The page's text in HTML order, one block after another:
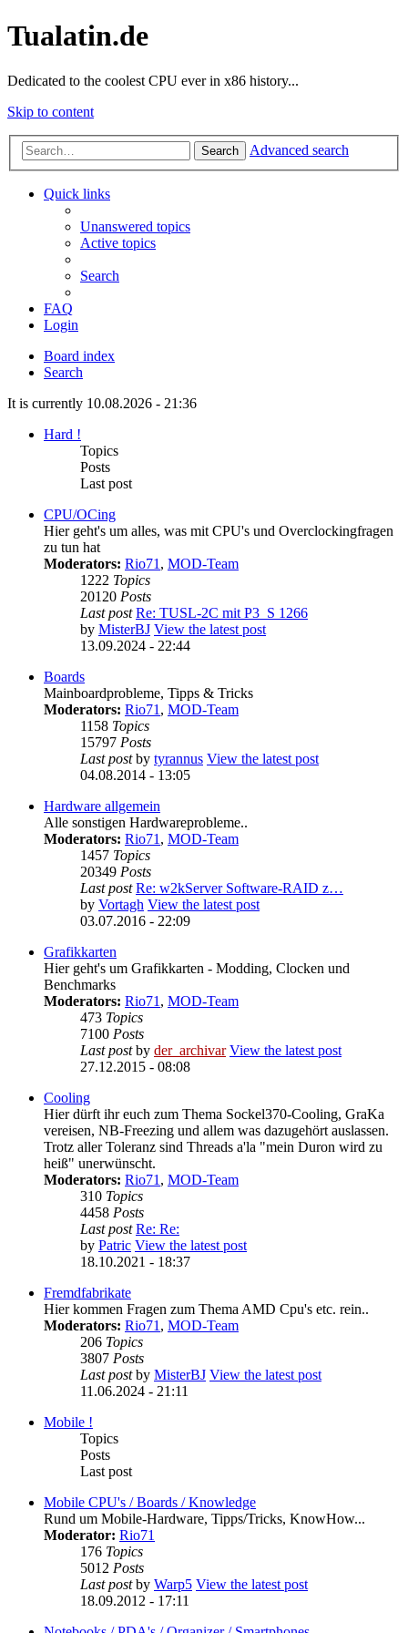
Tualatin.de
Dedicated to the coolest CPU ever in x86 history...
Skip to content
Search Advanced search
Quick links
Unanswered topics
Active topics
Search
FAQ
Login
Board index
Search
It is currently 10.08.2026 - 21:36
Hard !
Topics
Posts
Last post
CPU/OCing
Hier geht's um alles, was mit CPU's und Overclockingfragen
zu tun hat
Moderators: Rio71, MOD-Team
1222 Topics
20120 Posts
Last post Re: TUSL-2C mit P3_S 1266
by MisterBJ View the latest post
13.09.2024 - 22:44
Boards
Mainboardprobleme, Tipps & Tricks
Moderators: Rio71, MOD-Team
1158 Topics
15797 Posts
Last postby tyrannus View the latest post
04.08.2014 - 13:05
Hardware allgemein
Alle sonstigen Hardwareprobleme..
Moderators: Rio71, MOD-Team
1457 Topics
20349 Posts
Last post Re: w2kServer Software-RAID z…
by Vortagh View the latest post
03.07.2016 - 22:09
Grafikkarten
Hier geht's um Grafikkarten - Modding, Clocken und
Benchmarks
Moderators: Rio71, MOD-Team
473 Topics
7100 Posts
Last postby der_archivar View the latest post
27.12.2015 - 08:08
Cooling
Hier dürft ihr euch zum Thema Sockel370-Cooling, GraKa
vereisen, NB-Freezing und allem was dazugehört auslassen.
Trotz aller Toleranz sind Threads a'la "mein Duron wird zu
heiß" unerwünscht.
Moderators: Rio71, MOD-Team
310 Topics
4458 Posts
Last post Re: Re:
by Patric View the latest post
18.10.2021 - 18:37
Fremdfabrikate
Hier kommen Fragen zum Thema AMD Cpu's etc. rein..
Moderators: Rio71, MOD-Team
206 Topics
3807 Posts
Last postby MisterBJ View the latest post
11.06.2024 - 21:11
Mobile !
Topics
Posts
Last post
Mobile CPU's / Boards / Knowledge
Rund um Mobile-Hardware, Tipps/Tricks, KnowHow...
Moderator: Rio71
176 Topics
5012 Posts
Last postby Warp5 View the latest post
18.09.2012 - 17:11